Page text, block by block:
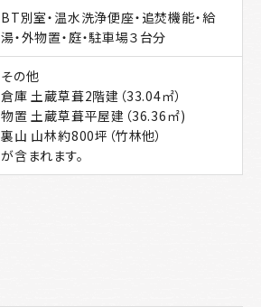
BT別室・温水洗浄便座・追焚機能・給
湯・外物置・庭・駐車場３台分
その他
倉庫 土蔵草葺2階建（33.04㎡）
物置 土蔵草葺平屋建（36.36㎡)
裏山 山林約800坪（竹林他）
が含まれます。